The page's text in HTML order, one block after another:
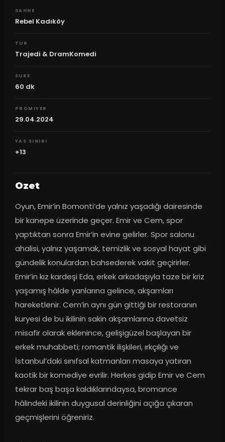
SAHNE
Rebel Kadıköy
TUR
Trajedi & DramKomedi
SURE
60 dk
PROMIYER
29.04.2024
YAS SINIRI
+13
Ozet
Oyun, Emir’in Bomonti’de yalnız yaşadığı dairesinde
bir kanepe üzerinde geçer. Emir ve Cem, spor
yaptıktan sonra Emir’in evine gelirler. Spor salonu
ahalisi, yalnız yaşamak, temizlik ve sosyal hayat gibi
gündelik konulardan bahsederek vakit geçirirler.
Emir’in kız kardeşi Eda, erkek arkadaşıyla taze bir kriz
yaşamış hâlde yanlarına gelince, akşamları
hareketlenir. Cem’in aynı gün gittiği bir restoranın
kuryesi de bu ikilinin sakin akşamlarına davetsiz
misafir olarak eklenince, gelişigüzel başlayan bir
erkek muhabbeti; romantik ilişkileri, ırkçılığı ve
İstanbul’daki sınıfsal katmanları masaya yatıran
kaotik bir komediye evrilir. Herkes gidip Emir ve Cem
tekrar baş başa kaldıklarındaysa, bromance
hâlindeki ikilinin duygusal derinliğini açığa çıkaran
geçmişlerini öğreniriz.